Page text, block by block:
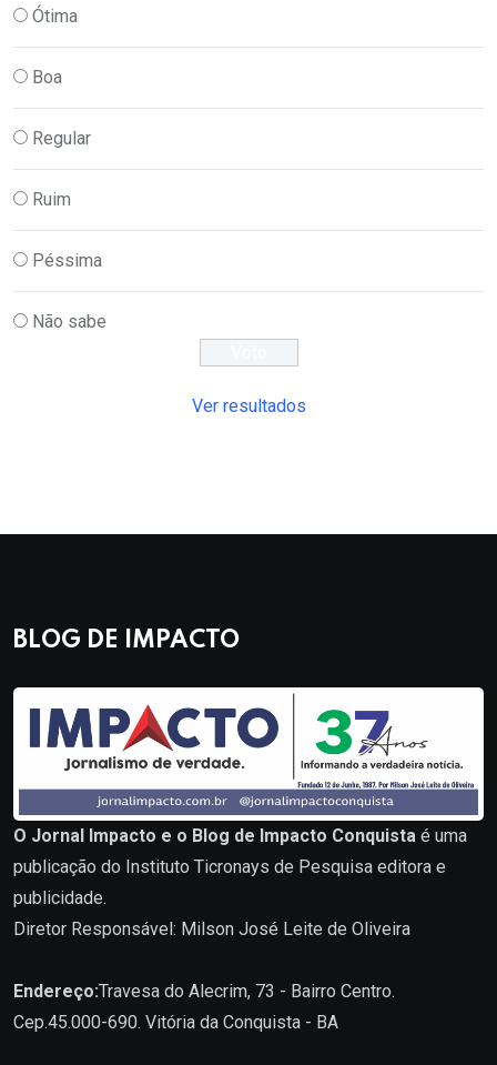
Ótima
Boa
Regular
Ruim
Péssima
Não sabe
Ver resultados
BLOG DE IMPACTO
O Jornal Impacto e o Blog de Impacto Conquista é uma
publicação do Instituto Ticronays de Pesquisa editora e
publicidade.
Diretor Responsável: Milson José Leite de Oliveira
Endereço:Travesa do Alecrim, 73 - Bairro Centro.
Cep.45.000-690. Vitória da Conquista - BA